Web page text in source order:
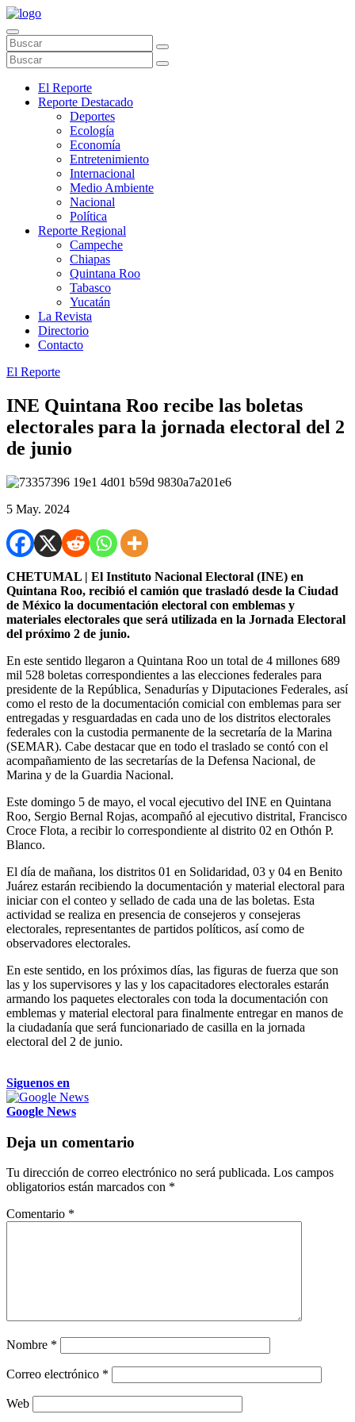
El Reporte
Reporte Destacado
Deportes
Ecología
Economía
Entretenimiento
Internacional
Medio Ambiente
Nacional
Política
Reporte Regional
Campeche
Chiapas
Quintana Roo
Tabasco
Yucatán
La Revista
Directorio
Contacto
El Reporte
INE Quintana Roo recibe las boletas
electorales para la jornada electoral del 2
de junio
5 May. 2024
CHETUMAL | El Instituto Nacional Electoral (INE) en
Quintana Roo, recibió el camión que trasladó desde la Ciudad
de México la documentación electoral con emblemas y
materiales electorales que será utilizada en la Jornada Electoral
del próximo 2 de junio.
En este sentido llegaron a Quintana Roo un total de 4 millones 689
mil 528 boletas correspondientes a las elecciones federales para
presidente de la República, Senadurías y Diputaciones Federales, así
como el resto de la documentación comicial con emblemas para ser
entregadas y resguardadas en cada uno de los distritos electorales
federales con la custodia permanente de la secretaría de la Marina
(SEMAR). Cabe destacar que en todo el traslado se contó con el
acompañamiento de las secretarías de la Defensa Nacional, de
Marina y de la Guardia Nacional.
Este domingo 5 de mayo, el vocal ejecutivo del INE en Quintana
Roo, Sergio Bernal Rojas, acompañó al ejecutivo distrital, Francisco
Croce Flota, a recibir lo correspondiente al distrito 02 en Othón P.
Blanco.
El día de mañana, los distritos 01 en Solidaridad, 03 y 04 en Benito
Juárez estarán recibiendo la documentación y material electoral para
iniciar con el conteo y sellado de cada una de las boletas. Esta
actividad se realiza en presencia de consejeros y consejeras
electorales, representantes de partidos políticos, así como de
observadores electorales.
En este sentido, en los próximos días, las figuras de fuerza que son
las y los supervisores y las y los capacitadores electorales estarán
armando los paquetes electorales con toda la documentación con
emblemas y material electoral para finalmente entregar en manos de
la ciudadanía que será funcionariado de casilla en la jornada
electoral del 2 de junio.
Siguenos en
Google News
Deja un comentario
Tu dirección de correo electrónico no será publicada. Los campos
obligatorios están marcados con *
Comentario *
Nombre *
Correo electrónico *
Web